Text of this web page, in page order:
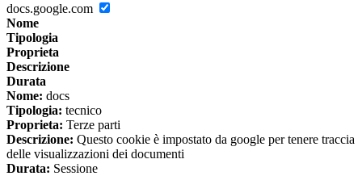
docs.google.com
Nome
Tipologia
Proprieta
Descrizione
Durata
Nome: docs
Tipologia: tecnico
Proprieta: Terze parti
Descrizione: Questo cookie è impostato da google per tenere traccia
delle visualizzazioni dei documenti
Durata: Sessione